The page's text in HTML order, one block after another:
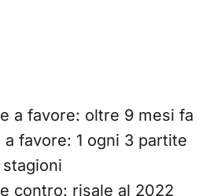
a favore: oltre 9 mesi fa
favore: 1 ogni 3 partite
contro: risale al 2022